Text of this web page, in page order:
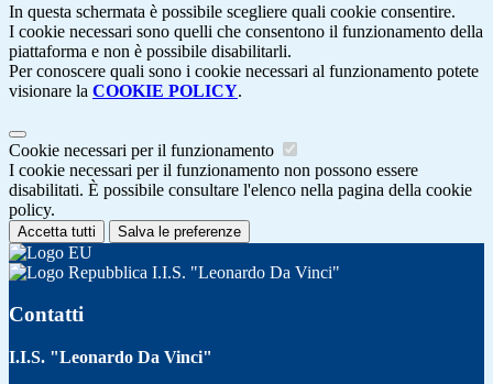
In questa schermata è possibile scegliere quali cookie consentire.
I cookie necessari sono quelli che consentono il funzionamento della
piattaforma e non è possibile disabilitarli.
Per conoscere quali sono i cookie necessari al funzionamento potete
visionare la COOKIE POLICY.
Cookie necessari per il funzionamento
I cookie necessari per il funzionamento non possono essere
disabilitati. È possibile consultare l'elenco nella pagina della cookie
policy.
Accetta tutti Salva le preferenze
I.I.S. "Leonardo Da Vinci"
Contatti
I.I.S. "Leonardo Da Vinci"